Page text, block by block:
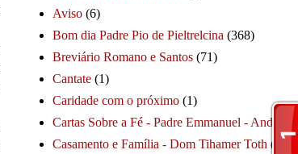
Aviso (6)
Bom dia Padre Pio de Pieltrelcina (368)
Breviário Romano e Santos (71)
Cantate (1)
Caridade com o próximo (1)
Cartas Sobre a Fé - Padre Emmanuel - André
Casamento e Família - Dom Tihamer Toth (115)